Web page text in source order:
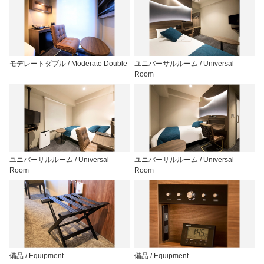
モデレートダブル / Moderate Double
ユニバーサルルーム / Universal
Room
ユニバーサルルーム / Universal
Room
ユニバーサルルーム / Universal
Room
備品 / Equipment 備品 / Equipment